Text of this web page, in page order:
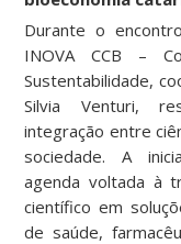
Durante o
INOVA CCB –
Sustentabilidade,
Silvia Venturi,
integração entre
sociedade. A
agenda voltada à
científico em
de saúde,